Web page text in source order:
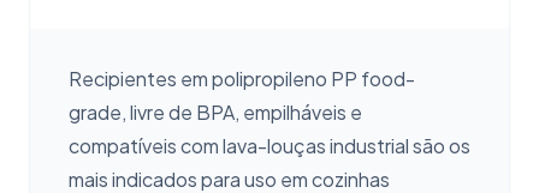
Recipientes em polipropileno PP food-
grade, livre de BPA, empilháveis e
compatíveis com lava-louças industrial são os
mais indicados para uso em cozinhas